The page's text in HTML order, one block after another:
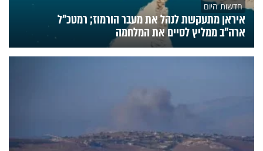
חדשות היום
איראן מתעקשת לנהל את מעבר הורמוז; רמטכ"ל
ארה"ב ממליץ לסיים את המלחמה